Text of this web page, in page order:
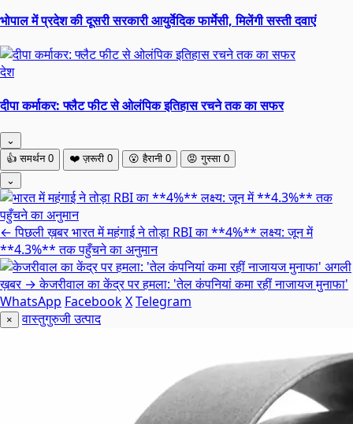
भोपाल में प्रदेश की दूसरी सरकारी आयुर्वेदिक फार्मेसी, मिलेंगी सस्ती दवाएं
देश
दीपा कर्माकर: फ्लैट फीट से ओलंपिक इतिहास रचने तक का सफर
⌄
👍 समर्थन 0 ❤️ ज़रूरी 0 😮 हैरानी 0 😡 गुस्सा 0
⌄
← पिछली ख़बरभारत में महंगाई ने तोड़ा RBI का **4%** लक्ष्य: जून में
**4.3%** तक पहुँचने का अनुमान
अगली
ख़बर →केजरीवाल का केंद्र पर हमला: 'तेल कंपनियां कमा रहीं नाजायज मुनाफा'
WhatsApp FacebookXTelegram
× वास्तुगुरुजी उत्पाद